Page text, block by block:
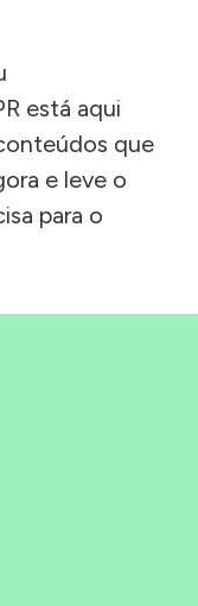
está aqui
que
e leve o
para o